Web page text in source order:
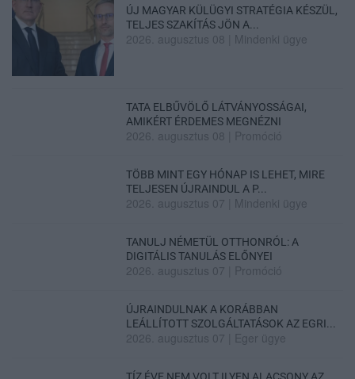
ÚJ MAGYAR KÜLÜGYI STRATÉGIA KÉSZÜL,
TELJES SZAKÍTÁS JÖN A...
2026. augusztus 08 Mindenki ügye
TATA ELBŰVÖLŐ LÁTVÁNYOSSÁGAI,
AMIKÉRT ÉRDEMES MEGNÉZNI
2026. augusztus 08 Promóció
TÖBB MINT EGY HÓNAP IS LEHET, MIRE
TELJESEN ÚJRAINDUL A P...
2026. augusztus 07 Mindenki ügye
TANULJ NÉMETÜL OTTHONRÓL: A
DIGITÁLIS TANULÁS ELŐNYEI
2026. augusztus 07 Promóció
ÚJRAINDULNAK A KORÁBBAN
LEÁLLÍTOTT SZOLGÁLTATÁSOK AZ EGRI...
2026. augusztus 07 Eger ügye